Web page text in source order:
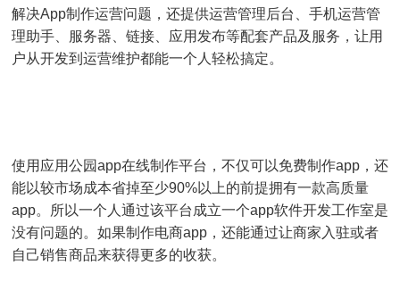
解决App制作运营问题，还提供运营管理后台、手机运营管
理助手、服务器、链接、应用发布等配套产品及服务，让用
户从开发到运营维护都能一个人轻松搞定。
使用应用公园app在线制作平台，不仅可以免费制作app，还
能以较市场成本省掉至少90%以上的前提拥有一款高质量
app。所以一个人通过该平台成立一个app软件开发工作室是
没有问题的。如果制作电商app，还能通过让商家入驻或者
自己销售商品来获得更多的收获。